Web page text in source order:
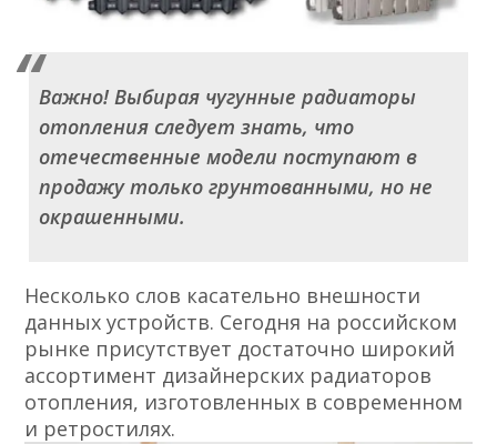
Важно! Выбирая чугунные радиаторы
отопления следует знать, что
отечественные модели поступают в
продажу только грунтованными, но не
окрашенными.
Несколько слов касательно внешности
данных устройств. Сегодня на российском
рынке присутствует достаточно широкий
ассортимент дизайнерских радиаторов
отопления, изготовленных в современном
и ретростилях.